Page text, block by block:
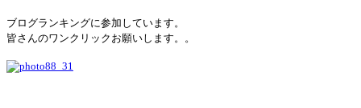
ブログランキングに参加しています。
皆さんのワンクリックお願いします。。